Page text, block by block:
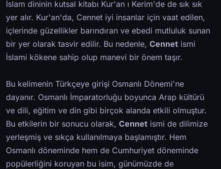
İslam dininin kutsal kitabı Kur'an ı Kerim'de de sık sık
yer alır. Kur'an'da, Cennet iyi insanlar için vaat edilen,
içlerinde güzellikler barındıran ve ebedi mutluluk sunan
bir yer olarak tasvir edilir. Bu nedenle, Cennet ismi
İslami kökene sahip olup manevi bir önem taşır.
Bu kelimenin Türkçeye girişi Osmanlı Dönemi'ne
dayanır. Osmanlı İmparatorluğu boyunca Arap kültürü
ve dili, eğitim ve din gibi birçok alanda etkili olmuştur.
Bu etkilerin bir sonucu olarak, Cennet ismi de dilimize
yerleşmiş ve sıkça kullanılmaya başlamıştır. Hem
Osmanlı döneminde hem de Cumhuriyet döneminde
popülerliğini koruyan bu isim, günümüzde de